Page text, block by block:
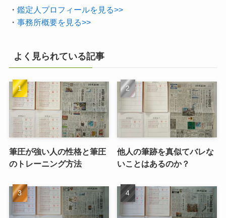
・ 鑑定人プロフィールを見る>>
・ 事務所概要を見る>>
よく見られている記事
筆圧が強い人の性格と筆圧
のトレーニング方法
他人の筆跡を真似てバレな
いことはあるのか？